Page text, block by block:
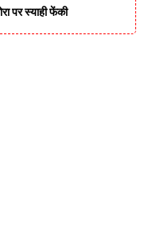
पर स्याही फेंकी